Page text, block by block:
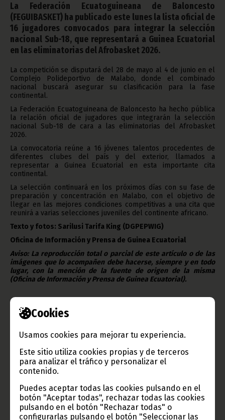
Cookies
Usamos cookies para mejorar tu experiencia.
Este sitio utiliza cookies propias y de terceros
para analizar el tráfico y personalizar el
contenido.
Puedes aceptar todas las cookies pulsando en el
botón "Aceptar todas", rechazar todas las cookies
pulsando en el botón "Rechazar todas" o
configurarlas pulsando el botón "Seleccionar las
La Federación Ecuatoguineana de Baloncesto
(FEGUIBASKET) ha publicado este lunes la lista oficial de
16 jugadores convocados para integrar la selección
nacional Sub-18, que representará a Guinea Ecuatorial
en las eliminatorias del Afrobasket 2026.
La competición se disputará del 28 de mayo al 4 de junio en el
Complejo Polideportivo de Malabo, donde el combinado
nacional buscará asegurar su clasificación para la fase
continental.
La Federación Ecuatoguineana de Baloncesto ha hecho pública
la relación oficial de jugadores que integrarán la selección
nacional Sub-18 de cara a las eliminatorias del Afrobasket
2026.
La convocatoria reúne a 16 jóvenes talentos procedentes de
diferentes clubes del país y del exterior, llamados a
representar a Guinea Ecuatorial en esta importante cita
continental.
La selección continuará en los próximos días con su fase de
preparación y concentración en Malabo, con el objetivo de
llegar en las mejores condiciones competitivas a una cita que
reunirá a varias selecciones juveniles del continente africano.
Texto y fotos: Sarilusi Tarifa King (DGPEPWIG)
Oficina de Información y Prensa de Guinea Ecuatorial
Aviso: La reproducción total o parcial de este artículo o de las
imágenes que lo acompañen debe hacerse, siempre y en todo
lugar, con la mención de la fuente de origen de la misma
(Oficina de Información y Prensa de Guinea Ecuatorial).
Gobierno e Instituciones
Información de Guinea Ecuatorial